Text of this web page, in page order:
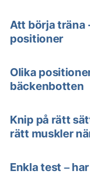
Att börja träna
positioner
Olika
bäckenbotten
Knip på rätt
rätt muskler
Enkla test –